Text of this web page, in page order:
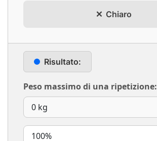
Chiaro
Risultato:
Peso massimo di una ripetizione: